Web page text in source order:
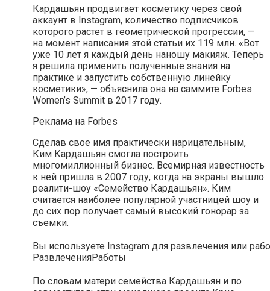
Кардашьян продвигает косметику через свой
аккаунт в Instagram, количество подписчиков
которого растет в геометрической прогрессии, —
на момент написания этой статьи их 119 млн. «Вот
уже 10 лет я каждый день наношу макияж. Теперь
я решила применить полученные знания на
практике и запустить собственную линейку
косметики», — объяснила она на саммите Forbes
Women’s Summit в 2017 году.
Реклама на Forbes
Сделав свое имя практически нарицательным,
Ким Кардашьян смогла построить
многомиллионный бизнес. Всемирная известность
к ней пришла в 2007 году, когда на экраны вышло
реалити-шоу «Семейство Кардашьян». Ким
считается наиболее популярной участницей шоу и
до сих пор получает самый высокий гонорар за
съемки.
Вы используете Instagram для развлечения или
РазвлеченияРаботы
По словам матери семейства Кардашьян и по